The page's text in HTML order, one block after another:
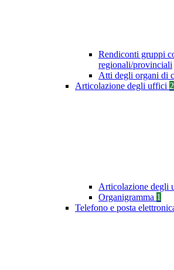
Rendiconti gruppi
regionali/provinciali
Atti degli organi di
Articolazione degli uffici 2
Articolazione degli
Organigramma 1
Telefono e posta